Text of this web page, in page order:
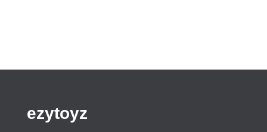
ezytoyz